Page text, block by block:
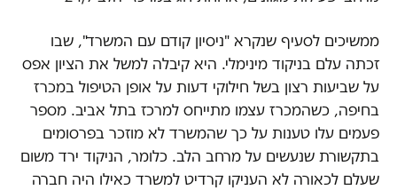
ממשיכים לסעיף שנקרא "ניסיון קודם עם המשרד", שבו
זכתה עלם בניקוד מינימלי. היא קיבלה למשל את הציון אפס
על שביעות רצון בשל חילוקי דעות על אופן הטיפול במכרז
בחיפה, כשהמכרז עצמו מתייחס למרכז בתל אביב. מספר
פעמים עלו טענות על כך שהמשרד לא מוזכר בפרסומים
בתקשורת שנעשים על מרחב הלב. כלומר, הניקוד ירד משום
שעלם לכאורה לא העניקו קרדיט למשרד כאילו היה חברה